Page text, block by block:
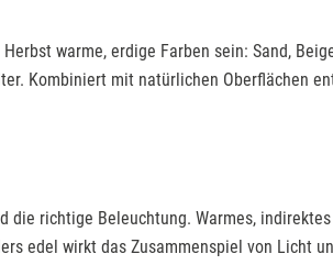
warme, erdige Farben sein: Sand,
Kombiniert mit natürlichen Oberflächen
richtige Beleuchtung. Warmes,
edel wirkt das Zusammenspiel von Licht